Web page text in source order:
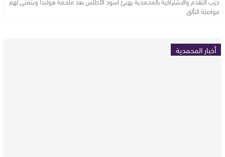
مواصلة التألق
أخبار المحمدية